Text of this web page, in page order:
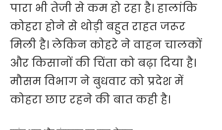
पारा भी तेजी से कम हो रहा है। हालांकि
कोहरा होने से थोड़ी बहुत राहत जरूर
मिली है। लेकिन कोहरे ने वाहन चालकों
और किसानों की चिंता को बढ़ा दिया है।
मौसम विभाग ने बुधवार को प्रदेश में
कोहरा छाए रहने की बात कही है।